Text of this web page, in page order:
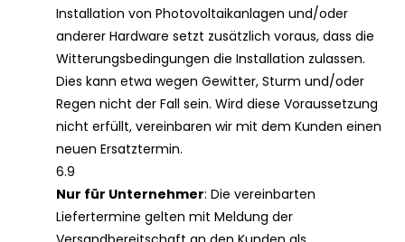
Installation von Photovoltaikanlagen und/oder
anderer Hardware setzt zusätzlich voraus, dass die
Witterungsbedingungen die Installation zulassen.
Dies kann etwa wegen Gewitter, Sturm und/oder
Regen nicht der Fall sein. Wird diese Voraussetzung
nicht erfüllt, vereinbaren wir mit dem Kunden einen
neuen Ersatztermin.
6.9
Nur für Unternehmer: Die vereinbarten
Liefertermine gelten mit Meldung der